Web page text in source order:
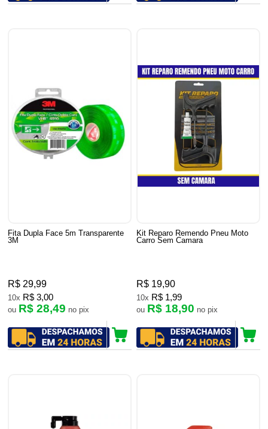
Fita Dupla Face 5m Transparente
3M
R$ 29,99
10x R$ 3,00
ou R$ 28,49 no pix
Kit Reparo Remendo Pneu Moto
Carro Sem Camara
R$ 19,90
10x R$ 1,99
ou R$ 18,90 no pix